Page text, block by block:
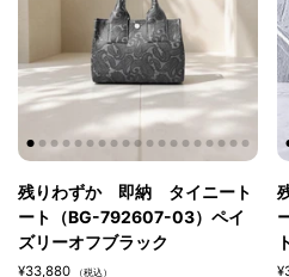
の場合の送料はお客様ご負担となり
・土日祝日の発送業務は基本的にお休
・BajoLugoオンラインストアでは環
包で商品を発送させて頂いております
を極力なくすことで、環境に配慮し
ご協力をお願い致します。
・ギフトラッピングをご希望の場合は
しておりますので、お申し付け下さい
残りわずか 即納 タイニート
ート（BG-792607-03）ペイ
ズリーオフブラック
¥33,880 （税込）